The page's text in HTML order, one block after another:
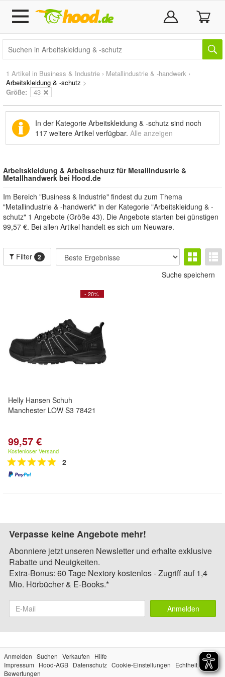
1 Artikel in Business & Industrie › Metallindustrie & -handwerk ›
Arbeitskleidung & -schutz >
Größe:
43
In der Kategorie Arbeitskleidung & -schutz sind noch
117 weitere Artikel verfügbar. Alle anzeigen
Arbeitskleidung & Arbeitsschutz für Metallindustrie &
Metallhandwerk bei Hood.de
Im Bereich "Business & Industrie" findest du zum Thema
"Metallindustrie & -handwerk" in der Kategorie "Arbeitskleidung & -
schutz" 1 Angebote (Größe 43). Die Angebote starten bei günstigen
99,57 €. Bei allen Artikel handelt es sich um Neuware.
Filter 2
Suche speichern
- 20%
Helly Hansen Schuh
Manchester LOW S3 78421
99,57 €
Kostenloser Versand
2
Verpasse keine Angebote mehr!
Abonniere jetzt unseren Newsletter und erhalte exklusive
Rabatte und Neuigkeiten.
Extra-Bonus: 60 Tage Nextory kostenlos - Zugriff auf 1,4
Mio. Hörbücher & E-Books.*
Anmelden
Anmelden Suchen Verkaufen
Hilfe
Impressum
Hood-AGB Datenschutz Cookie-Einstellungen
Echtheit der
Bewertungen